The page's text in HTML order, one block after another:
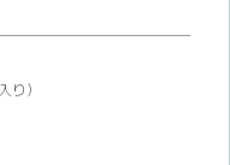
り）